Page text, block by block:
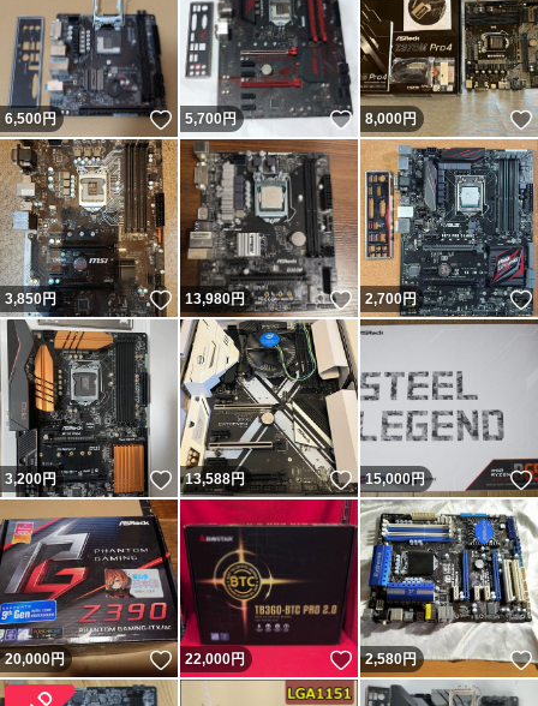
ヤフオク専用宅配60サイズ 2kg以下
宅配便60サイズ こちらの商品案内は 「 ■@即売くん5.53
■ 」 で作成されました。
6,500円 いいね！
5,700円 いいね！
8,000円
3,850円 いいね！
13,980円 いいね！
2,700円
3,200円 いいね！
13,588円 いいね！
15,000円
20,000円 いいね！
22,000円 いいね！
2,580円